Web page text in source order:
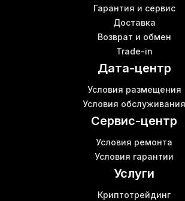
Купить ферму для майнинга в Украине
Роутер купить в Украине
Майнинг ферма с нуля
Майнинг оборудования
Whatsminer m30s доходность
Гарантия и сервис
Доставка
Возврат и обмен
Trade-in
Дата-центр
Условия размещения
Условия обслуживания
Сервис-центр
Условия ремонта
Условия гарантии
Услуги
Криптотрейдинг